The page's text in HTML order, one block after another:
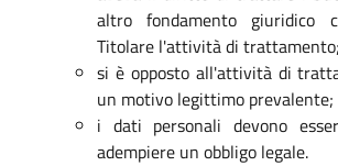
altro fondamento giuridico
Titolare l'attività di trattamento;
si è opposto all'attività di
un motivo legittimo prevalente;
i dati personali devono
adempiere un obbligo legale.